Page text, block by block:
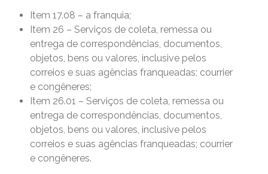
Item 17.08 – a franquia;
Item 26 – Serviços de coleta, remessa ou
entrega de correspondências, documentos,
objetos, bens ou valores, inclusive pelos
correios e suas agências franqueadas; courrier
e congêneres;
Item 26.01 – Serviços de coleta, remessa ou
entrega de correspondências, documentos,
objetos, bens ou valores, inclusive pelos
correios e suas agências franqueadas; courrier
e congêneres.